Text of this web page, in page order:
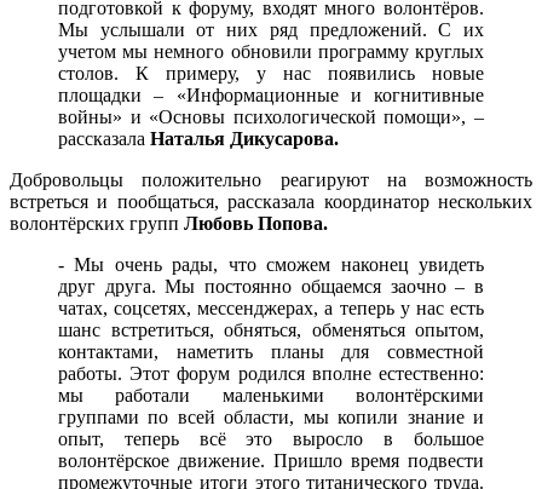
подготовкой к форуму, входят много волонтёров.
Мы услышали от них ряд предложений. С их
учетом мы немного обновили программу круглых
столов. К примеру, у нас появились новые
площадки – «Информационные и когнитивные
войны» и «Основы психологической помощи», –
рассказала Наталья Дикусарова.
Добровольцы положительно реагируют на возможность
встреться и пообщаться, рассказала координатор нескольких
волонтёрских групп Любовь Попова.
- Мы очень рады, что сможем наконец увидеть
друг друга. Мы постоянно общаемся заочно – в
чатах, соцсетях, мессенджерах, а теперь у нас есть
шанс встретиться, обняться, обменяться опытом,
контактами, наметить планы для совместной
работы. Этот форум родился вполне естественно:
мы работали маленькими волонтёрскими
группами по всей области, мы копили знание и
опыт, теперь всё это выросло в большое
волонтёрское движение. Пришло время подвести
промежуточные итоги этого титанического труда.